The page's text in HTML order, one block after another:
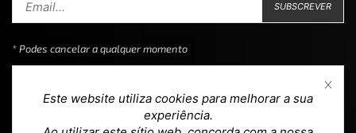
* Podes cancelar a qualquer momento
Este website utiliza cookies para melhorar a sua
experiência.